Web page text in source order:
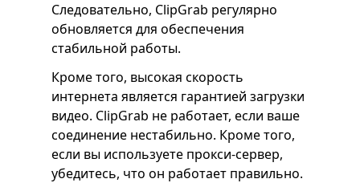
Следовательно, ClipGrab регулярно
обновляется для обеспечения
стабильной работы.
Кроме того, высокая скорость
интернета является гарантией загрузки
видео. ClipGrab не работает, если ваше
соединение нестабильно. Кроме того,
если вы используете прокси-сервер,
убедитесь, что он работает правильно.